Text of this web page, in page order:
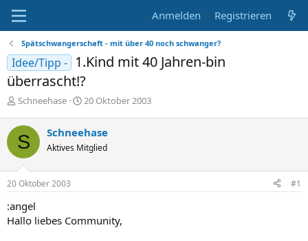
Anmelden Registrieren
Spätschwangerschaft - mit über 40 noch schwanger?
Idee/Tipp -
1.Kind mit 40 Jahren-bin
überrascht!?
E
s
t
e
l
l
e
Schneehase
E
t
e
l
20 Oktober 2003
S Schneehase
Aktives Mitglied
20 Oktober 2003 #1
:angel
Hallo liebes Community,